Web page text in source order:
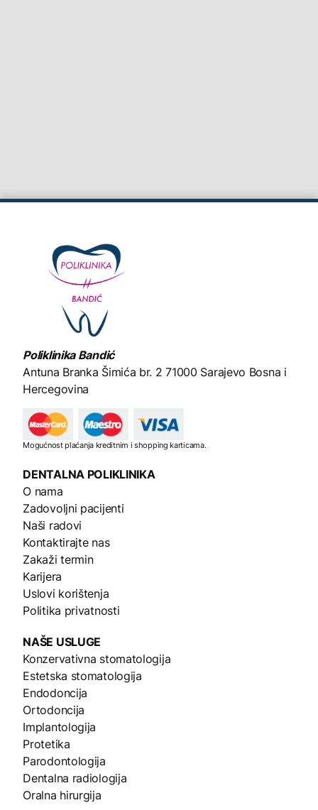
Poliklinika Bandić
Antuna Branka Šimića br. 2 71000 Sarajevo Bosna i
Hercegovina
Mogućnost plaćanja kreditnim i shopping karticama.
DENTALNA POLIKLINIKA
O nama
Zadovoljni pacijenti
Naši radovi
Kontaktirajte nas
Zakaži termin
Karijera
Uslovi korištenja
Politika privatnosti
NAŠE USLUGE
Konzervativna stomatologija
Estetska stomatologija
Endodoncija
Ortodoncija
Implantologija
Protetika
Parodontologija
Dentalna radiologija
Oralna hirurgija